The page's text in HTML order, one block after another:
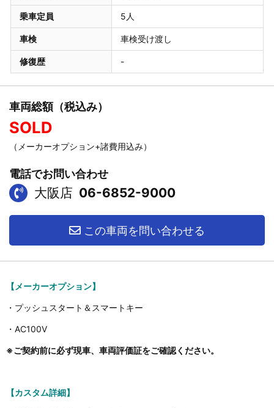
乗車定員 5人
車検 車検受け渡し
修復歴 -
車両総額（税込み）
SOLD
（メーカーオプション+諸費用込み）
電話でお問い合わせ
大阪店 06-6852-9000
この車両を問い合わせる
【メーカーオプション】
・プッシュスタート＆スマートキー
・AC100V
※ご契約前に必ず現車、車両評価証をご確認ください。
【カスタム詳細】